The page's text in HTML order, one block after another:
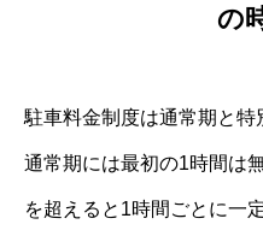
の
駐車料金制度は通常期と特
通常期には最初の1時間は
を超えると1時間ごとに一